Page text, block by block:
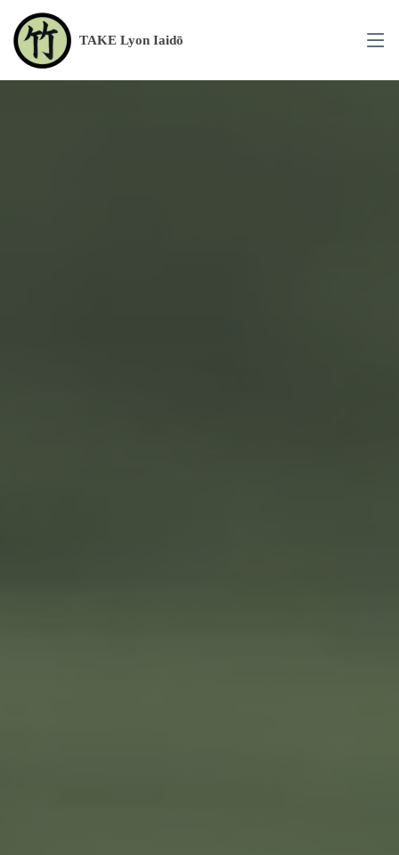
TAKE Lyon Iaidō